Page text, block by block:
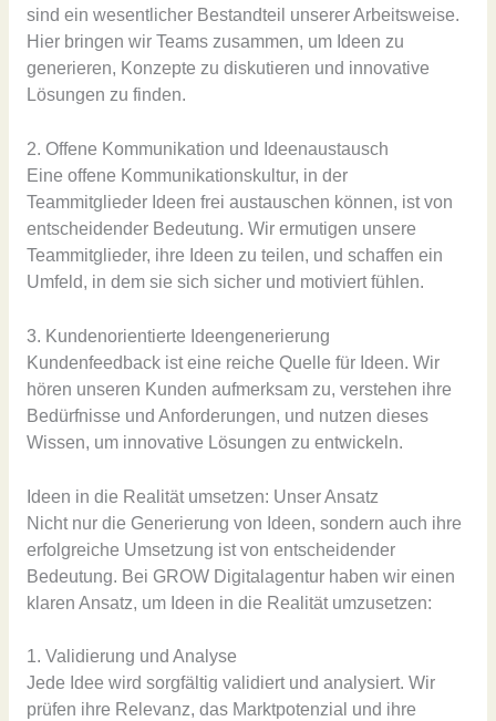
sind ein wesentlicher Bestandteil unserer Arbeitsweise.
Hier bringen wir Teams zusammen, um Ideen zu
generieren, Konzepte zu diskutieren und innovative
Lösungen zu finden.
2. Offene Kommunikation und Ideenaustausch
Eine offene Kommunikationskultur, in der
Teammitglieder Ideen frei austauschen können, ist von
entscheidender Bedeutung. Wir ermutigen unsere
Teammitglieder, ihre Ideen zu teilen, und schaffen ein
Umfeld, in dem sie sich sicher und motiviert fühlen.
3. Kundenorientierte Ideengenerierung
Kundenfeedback ist eine reiche Quelle für Ideen. Wir
hören unseren Kunden aufmerksam zu, verstehen ihre
Bedürfnisse und Anforderungen, und nutzen dieses
Wissen, um innovative Lösungen zu entwickeln.
Ideen in die Realität umsetzen: Unser Ansatz
Nicht nur die Generierung von Ideen, sondern auch ihre
erfolgreiche Umsetzung ist von entscheidender
Bedeutung. Bei GROW Digitalagentur haben wir einen
klaren Ansatz, um Ideen in die Realität umzusetzen:
1. Validierung und Analyse
Jede Idee wird sorgfältig validiert und analysiert. Wir
prüfen ihre Relevanz, das Marktpotenzial und ihre